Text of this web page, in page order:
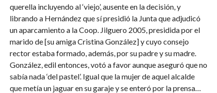
querella incluyendo al ‘viejo’, ausente en la decisión, y
librando a Hernández que sí presidió la Junta que adjudicó
un aparcamiento a la Coop. Jilguero 2005, presidida por el
marido de [su amiga Cristina González] y cuyo consejo
rector estaba formado, además, por su padre y su madre.
González, edil entonces, votó a favor aunque aseguró que no
sabía nada ‘del pastel’. Igual que la mujer de aquel alcalde
que metía un jaguar en su garaje y se enteró por la prensa…